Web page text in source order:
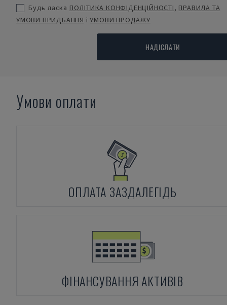
Будь ласка ПОЛІТИКА КОНФІДЕНЦІЙНОСТІ, ПРАВИЛА ТА
УМОВИ ПРИДБАННЯ іУМОВИ ПРОДАЖУ
НАДІСЛАТИ
Умови оплати
ОПЛАТА ЗАЗДАЛЕГІДЬ
ФІНАНСУВАННЯ АКТИВІВ